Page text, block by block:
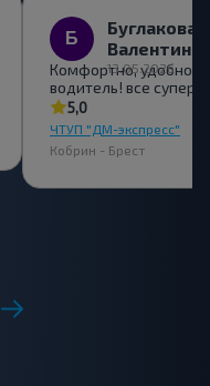
Буглакова
Валентина
13.05.2026
Комфортно, удобно,
водитель! все супер
5,0
ЧТУП "ДМ-экспресс"
Кобрин - Брест